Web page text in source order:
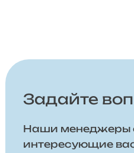
Задайте
Наши менеджеры
интересующие